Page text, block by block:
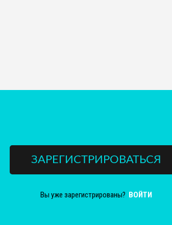
ЗАРЕГИСТРИРОВАТЬСЯ
Вы уже зарегистрированы? ВОЙТИ